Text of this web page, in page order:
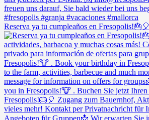
Reserva ya tu cumpleaños en Fresopolis!🎂🎈